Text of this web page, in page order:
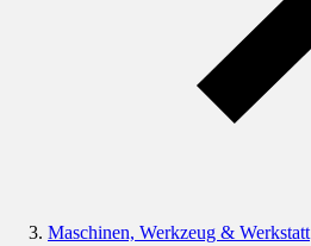
Maschinen, Werkzeug & Werkstatt